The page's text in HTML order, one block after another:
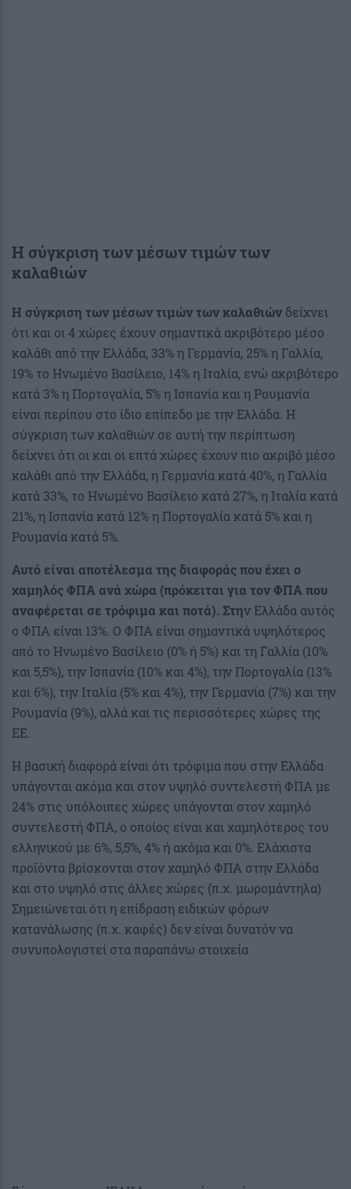
Η σύγκριση των μέσων τιμών των
καλαθιών
Η σύγκριση των μέσων τιμών των καλαθιώνδείχνει
ότι και οι 4 χώρες έχουν σημαντικά ακριβότερο μέσο
καλάθι από την Ελλάδα, 33% η Γερμανία, 25% η Γαλλία,
19% το Ηνωμένο Βασίλειο, 14% η Ιταλία, ενώ ακριβότερο
κατά 3% η Πορτογαλία, 5% η Ισπανία και η Ρουμανία
είναι περίπου στο ίδιο επίπεδο με την Ελλάδα. Η
σύγκριση των καλαθιών σε αυτή την περίπτωση
δείχνει ότι οι και οι επτά χώρες έχουν πιο ακριβό μέσο
καλάθι από την Ελλάδα, η Γερμανία κατά 40%, η Γαλλία
κατά 33%, το Ηνωμένο Βασίλειο κατά 27%, η Ιταλία κατά
21%, η Ισπανία κατά 12% η Πορτογαλία κατά 5% και η
Ρουμανία κατά 5%.
Αυτό είναι αποτέλεσμα της διαφοράς που έχει ο
χαμηλός ΦΠΑ ανά χώρα (πρόκειται για τον ΦΠΑ που
αναφέρεται σε τρόφιμα και ποτά). Στην Ελλάδα αυτός
ο ΦΠΑ είναι 13%. Ο ΦΠΑ είναι σημαντικά υψηλότερος
από το Ηνωμένο Βασίλειο (0% ή 5%) και τη Γαλλία (10%
και 5,5%), την Ισπανία (10% και 4%), την Πορτογαλία (13%
και 6%), την Ιταλία (5% και 4%), την Γερμανία (7%) και την
Ρουμανία (9%), αλλά και τις περισσότερες χώρες της
ΕΕ.
Η βασική διαφορά είναι ότι τρόφιμα που στην Ελλάδα
υπάγονται ακόμα και στον υψηλό συντελεστή ΦΠΑ με
24% στις υπόλοιπες χώρες υπάγονται στον χαμηλό
συντελεστή ΦΠΑ, ο οποίος είναι και χαμηλότερος του
ελληνικού με 6%, 5,5%, 4% ή ακόμα και 0%. Ελάχιστα
προϊόντα βρίσκονται στον χαμηλό ΦΠΑ στην Ελλάδα
και στο υψηλό στις άλλες χώρες (π.χ. μωρομάντηλα)
Σημειώνεται ότι η επίδραση ειδικών φόρων
κατανάλωσης (π.χ. καφές) δεν είναι δυνατόν να
συνυπολογιστεί στα παραπάνω στοιχεία